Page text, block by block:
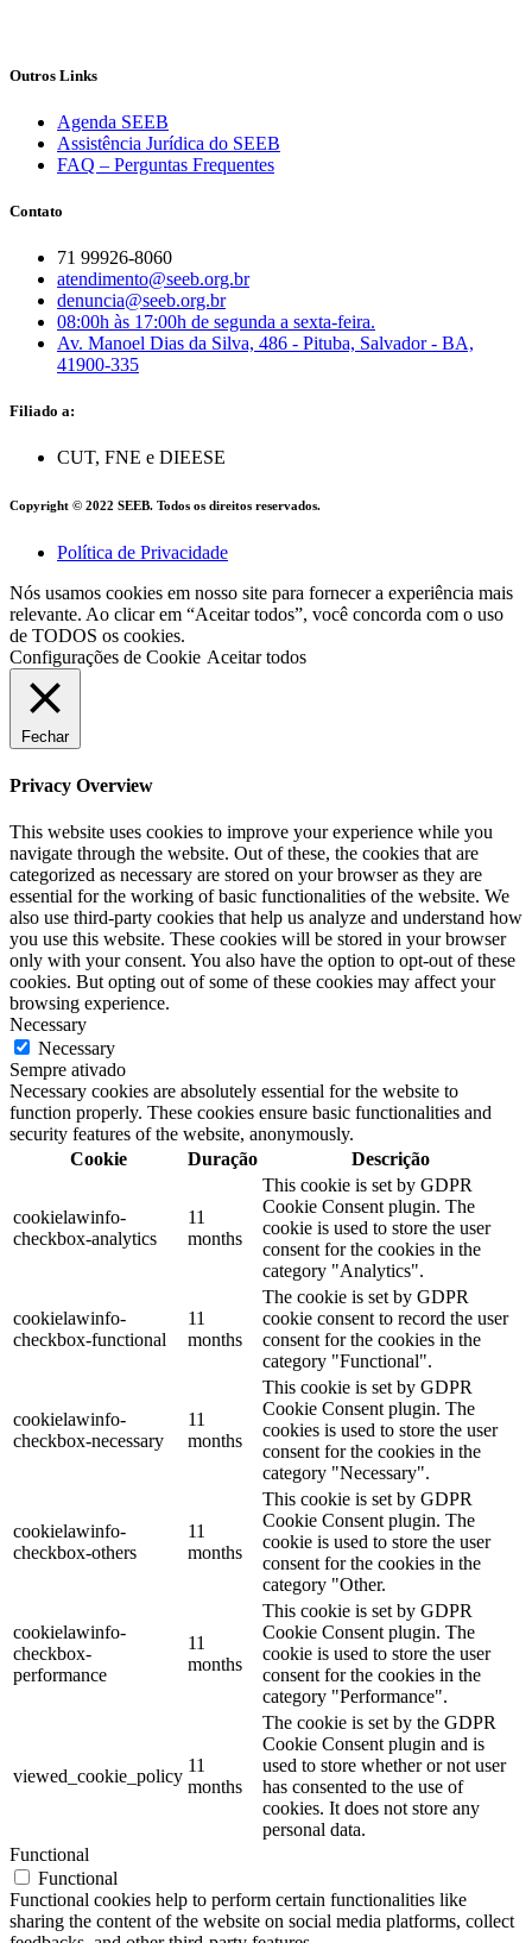
Outros Links
Agenda SEEB
Assistência Jurídica do SEEB
FAQ – Perguntas Frequentes
Contato
71 99926-8060
atendimento@seeb.org.br
denuncia@seeb.org.br
08:00h às 17:00h de segunda a sexta-feira.
Av. Manoel Dias da Silva, 486 - Pituba, Salvador - BA,
41900-335
Filiado a:
CUT, FNE e DIEESE
Copyright © 2022 SEEB. Todos os direitos reservados.
Política de Privacidade
Nós usamos cookies em nosso site para fornecer a experiência mais
relevante. Ao clicar em “Aceitar todos”, você concorda com o uso
de TODOS os cookies.
Configurações de Cookie Aceitar todos
Fechar
Privacy Overview
This website uses cookies to improve your experience while you
navigate through the website. Out of these, the cookies that are
categorized as necessary are stored on your browser as they are
essential for the working of basic functionalities of the website. We
also use third-party cookies that help us analyze and understand how
you use this website. These cookies will be stored in your browser
only with your consent. You also have the option to opt-out of these
cookies. But opting out of some of these cookies may affect your
browsing experience.
Necessary
Necessary
Sempre ativado
Necessary cookies are absolutely essential for the website to
function properly. These cookies ensure basic functionalities and
security features of the website, anonymously.
Cookie
Duração Descrição
cookielawinfo-
checkbox-analytics
11
months
This cookie is set by GDPR
Cookie Consent plugin. The
cookie is used to store the user
consent for the cookies in the
category "Analytics".
cookielawinfo-
checkbox-functional
11
months
The cookie is set by GDPR
cookie consent to record the user
consent for the cookies in the
category "Functional".
cookielawinfo-
checkbox-necessary
11
months
This cookie is set by GDPR
Cookie Consent plugin. The
cookies is used to store the user
consent for the cookies in the
category "Necessary".
cookielawinfo-
checkbox-others
11
months
This cookie is set by GDPR
Cookie Consent plugin. The
cookie is used to store the user
consent for the cookies in the
category "Other.
cookielawinfo-
checkbox-
performance
11
months
This cookie is set by GDPR
Cookie Consent plugin. The
cookie is used to store the user
consent for the cookies in the
category "Performance".
viewed_cookie_policy
11
months
The cookie is set by the GDPR
Cookie Consent plugin and is
used to store whether or not user
has consented to the use of
cookies. It does not store any
personal data.
Functional
Functional
Functional cookies help to perform certain functionalities like
sharing the content of the website on social media platforms, collect